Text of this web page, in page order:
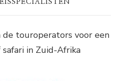
de touroperators voor een
in Zuid-Afrika